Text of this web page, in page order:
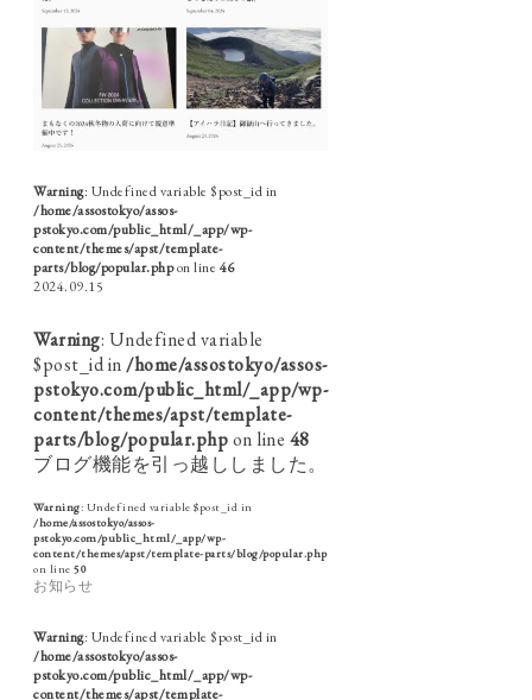
Warning: Undefined variable $post_id in
/home/assostokyo/assos-
pstokyo.com/public_html/_app/wp-
content/themes/apst/template-
parts/blog/popular.phpon line 46
2024.09.15
Warning: Undefined variable
$post_id in/home/assostokyo/assos-
pstokyo.com/public_html/_app/wp-
content/themes/apst/template-
parts/blog/popular.phpon line 48
ブログ機能を引っ越ししました。
Warning: Undefined variable $post_id in
/home/assostokyo/assos-
pstokyo.com/public_html/_app/wp-
content/themes/apst/template-parts/blog/popular.php
on line 50
お知らせ
Warning: Undefined variable $post_id in
/home/assostokyo/assos-
pstokyo.com/public_html/_app/wp-
content/themes/apst/template-